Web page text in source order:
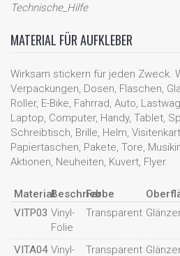
Technische_Hilfe
MATERIAL FÜR AUFKLEBER
Wirksam stickern für jeden Zweck.
Verpackungen, Dosen, Flaschen,
Roller, E-Bike, Fahrrad, Auto,
Laptop, Computer, Handy, Tablet,
Schreibtisch, Brille, Helm,
Papiertaschen, Pakete, Tore,
Aktionen, Neuheiten, Kuvert, Flyer.
MaterialBeschriebFarbe
VITP03 Vinyl-
Folie
Transparent
VITA04 Vinyl-
Transparent